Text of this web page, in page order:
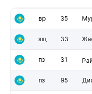
вр 35
зщ 33
пз 31
пз 95